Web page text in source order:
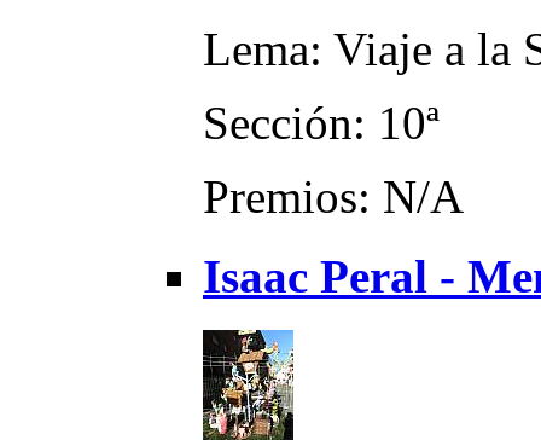
Lema: Viaje a la
Sección: 10ª
Premios: N/A
Isaac Peral -